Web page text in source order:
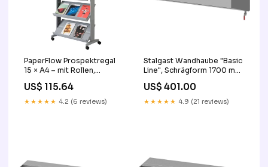
PaperFlow Prospektregal
15 × A4 – mit Rollen,
verstellbare Ablagen –
Metall/Kunststoff, grau –
Uno K502555 base-
US$ 115.64
★★★★★ 4.2 (6 reviews)
Stalgast Wandhaube "Basic
Line", Schrägform 1700 mm
x 600 mm mit
Flammschutzfilter Typ B OK
US$ 401.00
★★★★★ 4.9 (21 reviews)